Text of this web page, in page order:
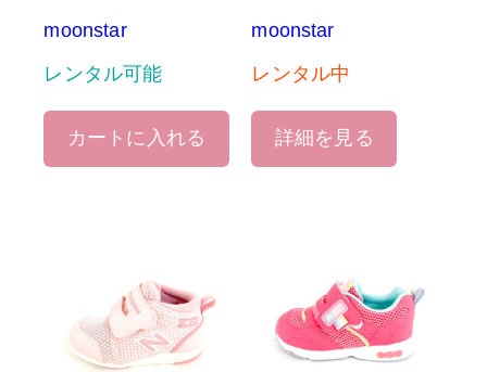
moonstar
レンタル可能
カートに入れる
moonstar
レンタル中
詳細を見る